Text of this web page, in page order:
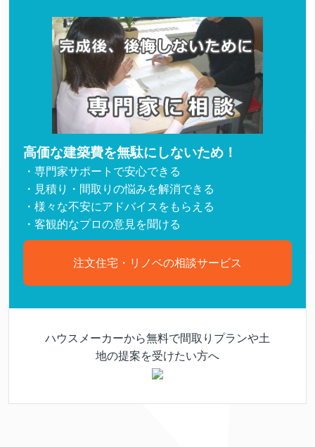
高価な建築費を無駄にしないため！
・専門家サポートで安心できる
・見積り・間取りの悩みを解消できる
・様々な不安にアドバイスをもらえる
・客観的なプロの意見を聞ける
注文住宅・リノベの相談サービス
ハウスメーカーから無料で間取りプランや土
地の提案を受けたい方へ